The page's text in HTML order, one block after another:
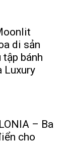
di sản
bánh
Luxury
– Ba
cho